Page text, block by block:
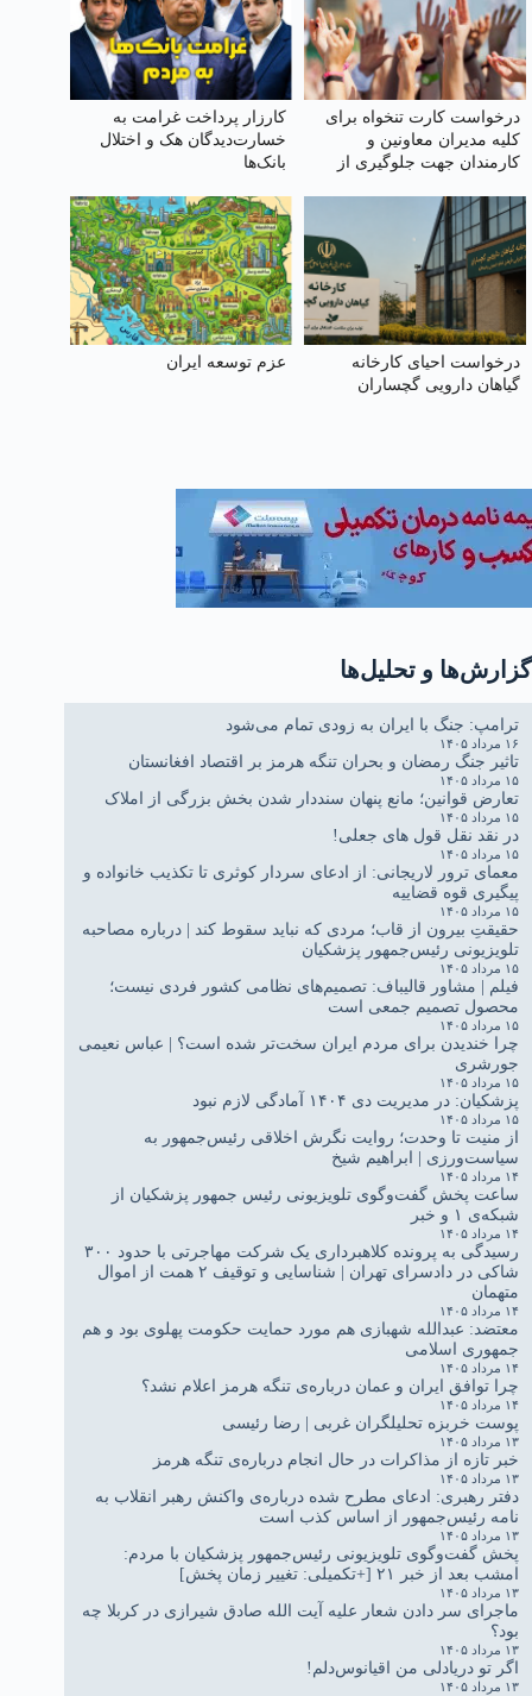
درخواست کارت تنخواه برای
کلیه مدیران معاونین و
کارمندان جهت جلوگیری از
کارزار پرداخت غرامت به
خسارت‌دیدگان هک و اختلال
بانک‌ها
درخواست احیای کارخانه
گیاهان دارویی گچساران
عزم توسعه ایران
گزارش‌ها و تحلیل‌ها
ترامپ: جنگ با ایران به زودی تمام می‌شود
۱۶ مرداد ۱۴۰۵
تاثیر جنگ رمضان و بحران تنگه هرمز بر اقتصاد افغانستان
۱۵ مرداد ۱۴۰۵
تعارض قوانین؛ مانع پنهان سنددار شدن بخش بزرگی از املاک
۱۵ مرداد ۱۴۰۵
در نقد نقل قول های جعلی!
۱۵ مرداد ۱۴۰۵
معمای ترور لاریجانی: از ادعای سردار کوثری تا تکذیب خانواده و
پیگیری قوه قضاییه
۱۵ مرداد ۱۴۰۵
حقیقتِ بیرون از قاب؛ مردی که نباید سقوط کند | درباره مصاحبه
تلویزیونی رئیس‌جمهور پزشکیان
۱۵ مرداد ۱۴۰۵
فیلم | مشاور قالیباف: تصمیم‌های نظامی کشور فردی نیست؛
محصول تصمیم جمعی است
۱۵ مرداد ۱۴۰۵
چرا خندیدن برای مردم ایران سخت‌تر شده است؟ | عباس نعیمی
جورشری
۱۵ مرداد ۱۴۰۵
پزشکیان: در مدیریت دی ۱۴۰۴ آمادگی لازم نبود
۱۵ مرداد ۱۴۰۵
از منیت تا وحدت؛ روایت نگرش اخلاقی رئیس‌جمهور به
سیاست‌ورزی | ابراهیم شیخ
۱۴ مرداد ۱۴۰۵
ساعت پخش گفت‌وگوی تلویزیونی رئیس جمهور پزشکیان از
شبکه‌ی ۱ و خبر
۱۴ مرداد ۱۴۰۵
رسیدگی به پرونده کلاهبرداری یک شرکت مهاجرتی با حدود ۳۰۰
شاکی در دادسرای تهران | شناسایی و توقیف ۲ همت از اموال
متهمان
۱۴ مرداد ۱۴۰۵
معتضد: عبدالله شهبازی هم مورد حمایت حکومت پهلوی بود و هم
جمهوری اسلامی
۱۴ مرداد ۱۴۰۵
چرا توافق ایران و عمان درباره‌ی تنگه هرمز اعلام نشد؟
۱۴ مرداد ۱۴۰۵
پوست خربزه تحلیلگران غربی | رضا رئیسی
۱۳ مرداد ۱۴۰۵
خبر تازه از مذاکرات در حال انجام درباره‌ی تنگه هرمز
۱۳ مرداد ۱۴۰۵
دفتر رهبری: ادعای مطرح شده درباره‌ی واکنش رهبر انقلاب به
نامه رئیس‌جمهور از اساس کذب است
۱۳ مرداد ۱۴۰۵
پخش گفت‌وگوی تلویزیونی رئیس‌جمهور پزشکیان با مردم:
امشب بعد از خبر ۲۱ [+تکمیلی: تغییر زمان پخش]
۱۳ مرداد ۱۴۰۵
ماجرای سر دادن شعار علیه آیت الله صادق شیرازی در کربلا چه
بود؟
۱۳ مرداد ۱۴۰۵
اگر تو دریادلی من اقیانوس‌دلم!
۱۳ مرداد ۱۴۰۵